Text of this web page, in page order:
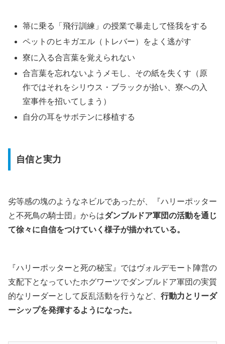
箒に乗る「飛行訓練」の授業で暴走して怪我をする
ペットのヒキガエル（トレバー）をよく逃がす
寮に入る合言葉を覚えられない
合言葉を忘れないようメモし、その紙を失くす（原
作ではそれをシリウス・ブラックが拾い、寮への入
室事件を招いてしまう）
自分の耳をサボテンに移植する
自信と実力
劣等感の塊のようなネビルであったが、『ハリーポッター
と不死鳥の騎士団』からはダンブルドア軍団の活動を通じ
て徐々に自信をつけていく様子が描かれている。
『ハリーポッターと死の秘宝』ではヴォルデモート陣営の
支配下となっていたホグワーツでダンブルドア軍団の実質
的なリーダーとして反乱活動を行うなど、 行動力とリーダ
ーシップを発揮するようになった。